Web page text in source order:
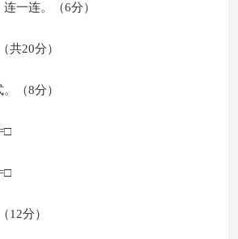
一连。（6分）
共20分）
（8分）
12分）